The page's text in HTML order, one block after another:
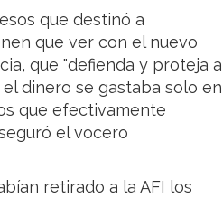
que destinó a
que ver con el nuevo
que "defienda y proteja a
el dinero se gastaba solo en
que efectivamente
el vocero
retirado a la AFI los